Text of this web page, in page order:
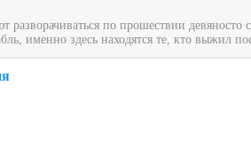
разворачиваться по прошествии
именно здесь находятся те, кто выжил